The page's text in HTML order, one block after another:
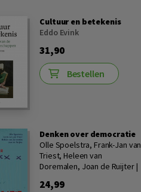
Cultuur en betekenis
Eddo Evink
31,90
Bestellen
Denken over democratie
Olle Spoelstra, Frank-Jan van
Triest, Heleen van
Doremalen, Joan de Ruijter |
24,99